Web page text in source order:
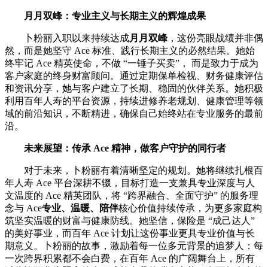
月月双峰：专业主义与长期主义的辉煌成果
卜粉丽入职以来持续达成月月双峰，这份亮眼战绩并非偶
然，而是她坚守 Ace 标准、践行长期主义的必然结果。她始
终牢记 Ace 精英使命，不做 “一锤子买卖”， 而是致力于成为
客户家庭的终身财富顾问。通过定期保单检视、财务健康评估
和资讯分享，她与客户建立了长期、稳固的伙伴关系。她积极
利用百年人寿的平台资源，持续进修养老规划、健康管理等领
域的前沿知识，不断精进，确保自己始终站在专业服务的最前
沿。
未来展望：传承 Ace 精神，做客户守护的同行者
对于未来，卜粉丽有着清晰坚定的规划。她将继续扎根百
年人寿 Ace 平台深耕不辍，目标打造一支兼具专业深度与人
文温度的 Ace 精英团队，将 “跨界融合、全面守护” 的服务理
念与 Ace专业、温暖、陪伴核心价值持续传承，为更多家庭构
筑坚实温暖的财富与健康防线。她坚信，保险是 “成己达人”
的美好事业，而百年 Ace 计划让这份事业更具专业价值与长
期意义。卜粉丽的故事，激励着每一位多元背景的追梦人：每
一次跨界积累都不会白费，在百年 Ace 的广阔舞台上，所有